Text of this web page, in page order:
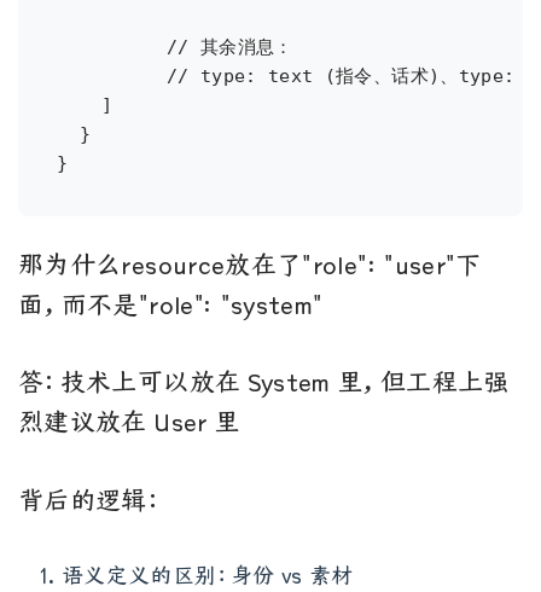
    ]
  }
那为什么resource放在了"role": "user"下
面，而不是"role": "system"
答：技术上可以放在 System 里，但工程上强
烈建议放在 User 里
背后的逻辑：
语义定义的区别：身份 vs 素材